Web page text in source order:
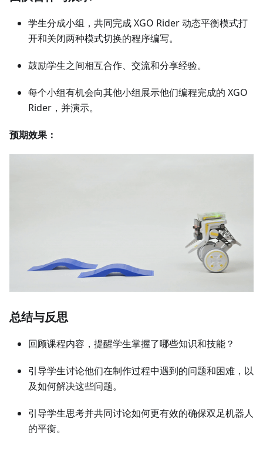
学生分成小组，共同完成 XGO Rider 动态平衡模式打
开和关闭两种模式切换的程序编写。
鼓励学生之间相互合作、交流和分享经验。
每个小组有机会向其他小组展示他们编程完成的 XGO
Rider，并演示。
预期效果：
总结与反思
回顾课程内容，提醒学生掌握了哪些知识和技能？
引导学生讨论他们在制作过程中遇到的问题和困难，以
及如何解决这些问题。
引导学生思考并共同讨论如何更有效的确保双足机器人
的平衡。